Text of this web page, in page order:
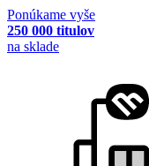
Ponúkame vyše
250 000 titulov
na sklade